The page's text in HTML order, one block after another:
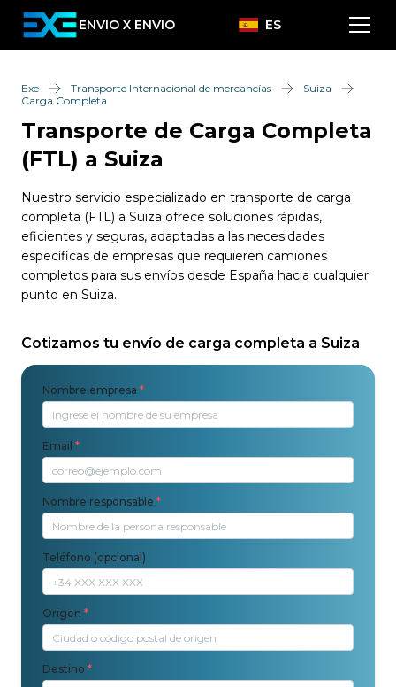
ENVIO X ENVIO ES
Exe Transporte Internacional de mercancías
Suiza
Carga Completa
Transporte de Carga Completa
(FTL) a Suiza
Nuestro servicio especializado en transporte de carga
completa (FTL) a Suiza ofrece soluciones rápidas,
eficientes y seguras, adaptadas a las necesidades
específicas de empresas que requieren camiones
completos para sus envíos desde España hacia cualquier
punto en Suiza.
Cotizamos tu envío de carga completa a Suiza
Nombre empresa *
Email *
Nombre responsable *
Teléfono (opcional)
Origen *
Destino *